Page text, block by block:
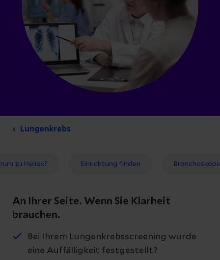
Lungenkrebs
zu Helios? Einrichtung finden
An Ihrer Seite. Wenn Sie Klarheit
brauchen.
Bei Ihrem Lungenkrebsscreening wurde
eine Auffälligkeit festgestellt?